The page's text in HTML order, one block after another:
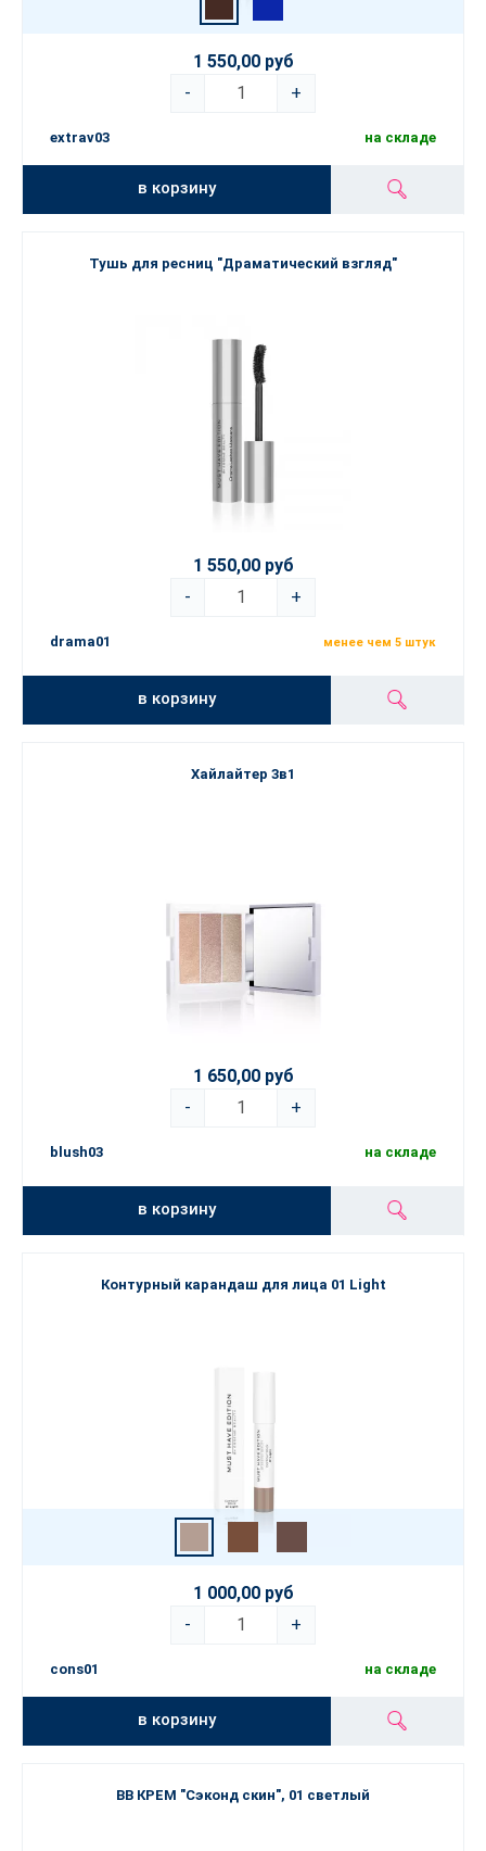
1 550,00 руб
-
+
extrav03 на складе
в корзину
Тушь для ресниц "Драматический взгляд"
1 550,00 руб
-
+
drama01 менее чем 5 штук
в корзину
Хайлайтер 3в1
1 650,00 руб
-
+
blush03 на складе
в корзину
Контурный карандаш для лица 01 Light
1 000,00 руб
-
+
cons01 на складе
в корзину
BB КРЕМ "Сэконд скин", 01 светлый